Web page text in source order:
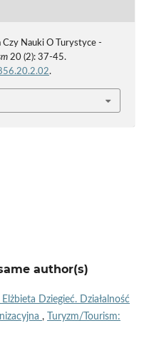
Czy Nauki O Turystyce -
20 (2): 37-45.
.
author(s)
Dziegieć. Działalność
,
Turyzm/Tourism: